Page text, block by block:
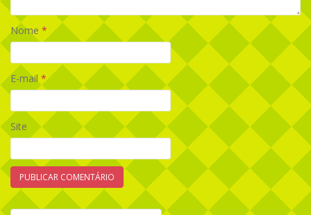
Nome *
E-mail *
Site